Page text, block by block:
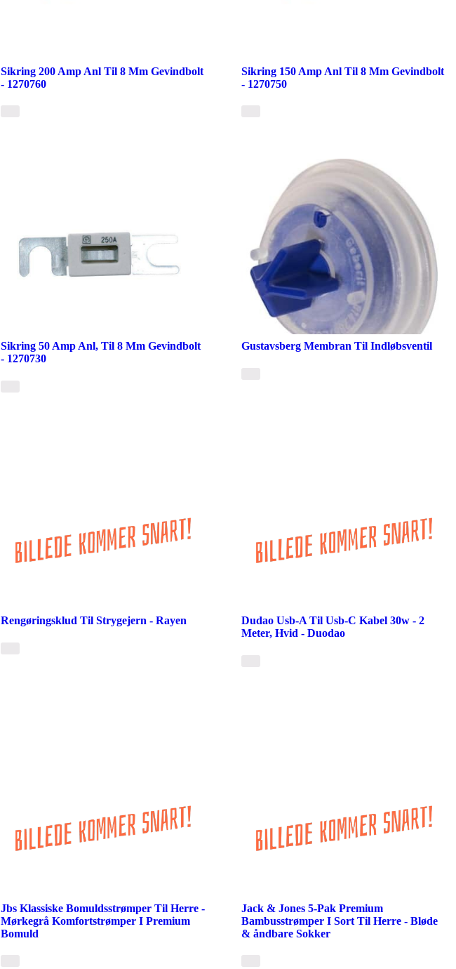
Sikring 200 Amp Anl Til 8 Mm Gevindbolt
- 1270760
Sikring 150 Amp Anl Til 8 Mm Gevindbolt
- 1270750
Sikring 50 Amp Anl, Til 8 Mm Gevindbolt
- 1270730
Gustavsberg Membran Til Indløbsventil
Rengøringsklud Til Strygejern - Rayen
Dudao Usb-A Til Usb-C Kabel 30w - 2
Meter, Hvid - Duodao
Jbs Klassiske Bomuldsstrømper Til Herre -
Mørkegrå Komfortstrømper I Premium
Bomuld
Jack & Jones 5-Pak Premium
Bambusstrømper I Sort Til Herre - Bløde
& åndbare Sokker